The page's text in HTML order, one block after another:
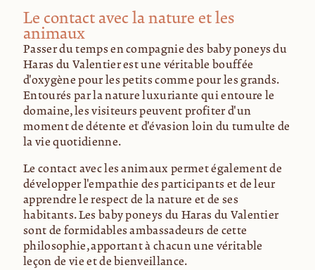
Le contact avec la nature et les
animaux
Passer du temps en compagnie des baby poneys du
Haras du Valentier est une véritable bouffée
d'oxygène pour les petits comme pour les grands.
Entourés par la nature luxuriante qui entoure le
domaine, les visiteurs peuvent profiter d'un
moment de détente et d'évasion loin du tumulte de
la vie quotidienne.
Le contact avec les animaux permet également de
développer l'empathie des participants et de leur
apprendre le respect de la nature et de ses
habitants. Les baby poneys du Haras du Valentier
sont de formidables ambassadeurs de cette
philosophie, apportant à chacun une véritable
leçon de vie et de bienveillance.